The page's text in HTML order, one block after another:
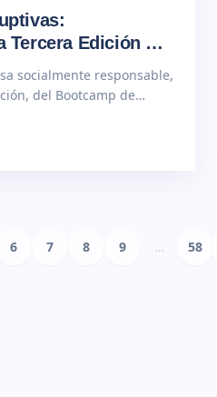
Edición del
socialmente responsable,
del Bootcamp de
y somos
6 7 8 9 … 58